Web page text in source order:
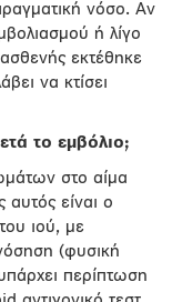
νόσο. Αν
ή λίγο
εκτέθηκε
να κτίσει
το εμβόλιο;
στο αίμα
είναι ο
ιού, με
(φυσική
περίπτωση